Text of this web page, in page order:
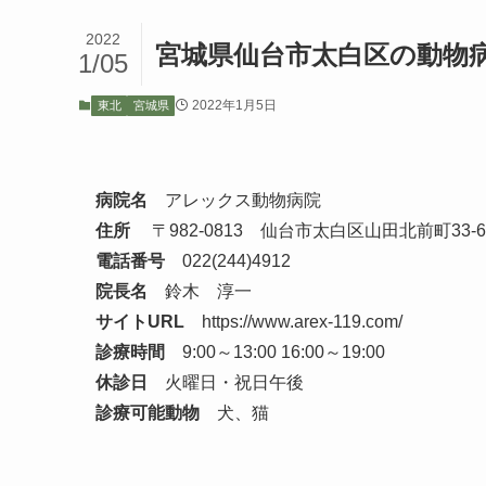
宮城県仙台市太白区の動物
2022
1/05
東北 宮城県 2022年1月5日
病院名
アレックス動物病院
住所 〒982-0813 仙台市太白区山田北前町33-
電話番号 022(244)4912
院長名
鈴木 淳一
サイトURL
https://www.arex-119.com/
診療時間
9:00～13:00 16:00～19:00
休診日
火曜日・祝日午後
診療可能動物 犬、猫